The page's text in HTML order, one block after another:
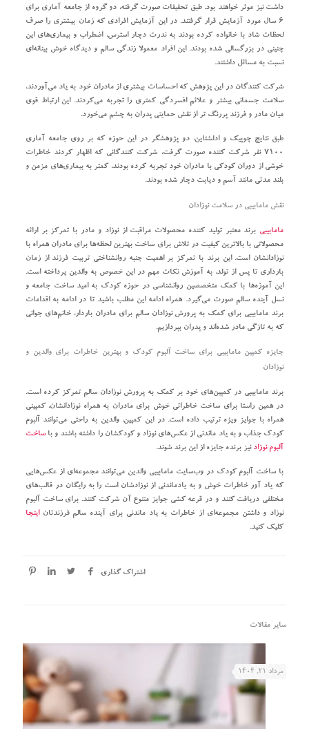
داشت نیز موثر خواهند بود. طبق تحقیقات صورت گرفته، دو گروه از جامعه آماری برای
۶ سال مورد آزمایش قرار گرفتند. در این آزمایش افرادی که زمان بیشتری را صرف
لحظات شاد با خانواده کرده بودند به ندرت دچار استرس، اضطراب و بیماری‌های این
چنینی در بزرگسالی شده بودند. این افراد معمولا زندگی سالم و دیدگاه خوش بینانه‌ای
نسبت به مسائل داشتند.
شرکت کنندگان در این پژوهش که احساسات بیشتری از مادران خود به یاد می‌آوردند،
سلامت جسمانی بیشتر و علائم افسردگی کمتری را تجربه می‌کردند. این ارتباط قوی
میان مادر و فرزند پررنگ تر از نقش حمایتی پدران به چشم می‌خورد.
طبق نتایج چوپیک و ادلشتاین، دو پژوهشگر در این حوزه که بر روی جامعه آماری
۷۱۰۰ نفر شرکت کننده صورت گرفت، شرکت کنندگانی که اظهار کردند خاطرات
خوشی از دوران کودکی با مادران خود تجربه کرده بودند، کمتر به بیماری‌های مزمن و
بلند مدتی مانند آسم و دیابت دچار شده بودند.
نقش مامابیبی در سلامت نوزادان
مامابیبی برند معتبر تولید کننده محصولات مراقبت از نوزاد و مادر با تمرکز بر ارائه
محصولاتی با بالاترین کیفیت در تلاش برای ساخت بهترین لحظه‌ها برای مادران همراه با
نوزادانشان است. این برند با تمرکز بر اهمیت جنبه روانشناختی تربیت فرزند از زمان
بارداری تا پس از تولد، به آموزش نکات مهم در این خصوص به والدین پرداخته است.
این آموزه‌ها با کمک متخصصین روانشناسی در حوزه کودک به امید ساخت جامعه و
نسل آینده سالم صورت می‌گیرد. همراه ادامه این مطلب باشید تا در ادامه به اقدامات
برند مامابیبی برای کمک به پرورش نوزادان سالم برای مادران باردار، خانم‌های جوانی
که به تازگی مادر شده‌اند و پدران بپردازیم.
جایزه کمپین مامابیبی برای ساخت آلبوم کودک و بهترین خاطرات برای والدین و
نوزادان
برند مامابیبی در کمپین‌های خود بر کمک به پرورش نوزادان سالم تمرکز کرده است.
در همین راستا برای ساخت خاطراتی خوش برای مادران به همراه نوزادانشان، کمپینی
همراه با جوایز ویژه ترتیب داده است. در این کمپین، والدین به راحتی می‌توانند آلبوم
کودک جذاب و به یاد ماندنی از عکس‌های نوزاد و کودکشان را داشته باشند و باساخت
آلبوم نوزاد نیز برنده جایزه از این برند شوند.
با ساخت آلبوم کودک در وب‌سایت مامابیبی والدین می‌توانند مجموعه‌ای از عکس‌هایی
که یاد آور خاطرات خوش و به یادماندنی از نوزادشان است را به رایگان در قالب‌های
مختلفی دریافت کنند و در قرعه کشی جوایز متنوع آن شرکت کنند. برای ساخت آلبوم
نوزاد و داشتن مجموعه‌ای از خاطرات به یاد ماندنی برای آینده سالم فرزندتاناینجا
کلیک کنید.
اشتراک گذاری
سایر مقالات
مرداد ۲۱, ۱۴۰۴